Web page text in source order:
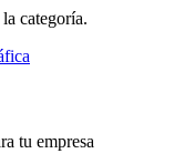
categoría.
tu empresa